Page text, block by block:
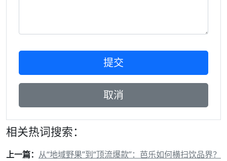
相关热词搜索：
上一篇： 从“地域野果”到“顶流爆款”：芭乐如何横扫饮品界？